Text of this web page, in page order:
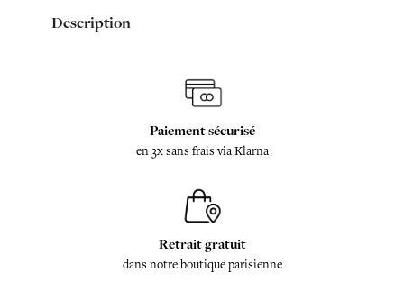
Description
Paiement sécurisé
en 3x sans frais via Klarna
Retrait gratuit
dans notre boutique parisienne